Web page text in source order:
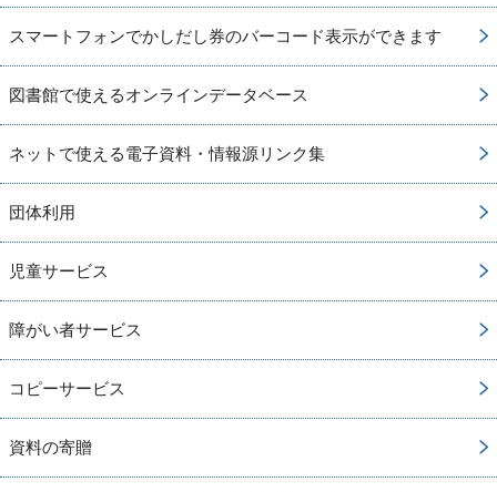
スマートフォンでかしだし券のバーコード表示ができます
図書館で使えるオンラインデータベース
ネットで使える電子資料・情報源リンク集
団体利用
児童サービス
障がい者サービス
コピーサービス
資料の寄贈